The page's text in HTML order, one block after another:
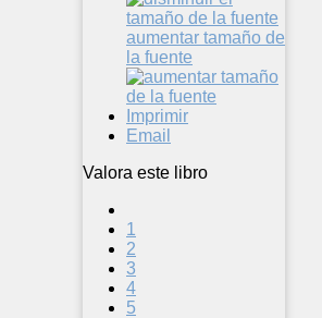
aumentar tamaño de
la fuente
Imprimir
Email
Valora este libro
1
2
3
4
5